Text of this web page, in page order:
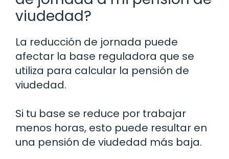
viudedad?
La reducción de jornada puede
afectar la base reguladora que se
utiliza para calcular la pensión de
viudedad.
Si tu base se reduce por trabajar
menos horas, esto puede resultar en
una pensión de viudedad más baja.